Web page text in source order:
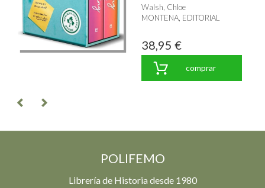
Walsh, Chloe
MONTENA, EDITORIAL
38,95 €
comprar
POLIFEMO
Librería de Historia desde 1980